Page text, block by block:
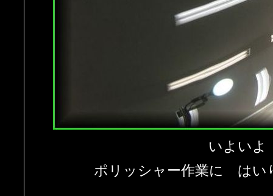
いよいよ
ポリッシャー作業に はい